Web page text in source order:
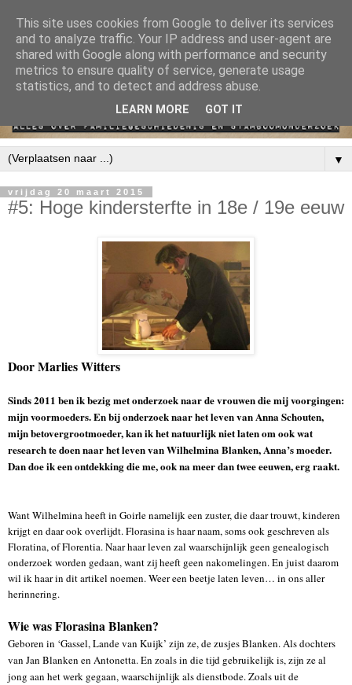
▼
vrijdag 20 maart 2015
#5: Hoge kindersterfte in 18e / 19e eeuw
Door Marlies Witters
Sinds 2011 ben ik bezig met onderzoek naar de vrouwen die mij voorgingen:
mijn voormoeders. En bij onderzoek naar het leven van Anna Schouten,
mijn betovergrootmoeder, kan ik het natuurlijk niet laten om ook wat
research te doen naar het leven van Wilhelmina Blanken, Anna’s moeder.
Dan doe ik een ontdekking die me, ook na meer dan twee eeuwen, erg raakt.
Want Wilhelmina heeft in Goirle namelijk een zuster, die daar trouwt, kinderen
krijgt en daar ook overlijdt. Florasina is haar naam, soms ook geschreven als
Floratina, of Florentia. Naar haar leven zal waarschijnlijk geen genealogisch
onderzoek worden gedaan, want zij heeft geen nakomelingen. En juist daarom
wil ik haar in dit artikel noemen. Weer een beetje laten leven… in ons aller
herinnering.
Wie was Florasina Blanken?
Geboren in ‘Gassel, Lande van Kuijk’ zijn ze, de zusjes Blanken. Als dochters
van Jan Blanken en Antonetta. En zoals in die tijd gebruikelijk is, zijn ze al
jong aan het werk gegaan, waarschijnlijk als dienstbode. Zoals uit de
This site uses cookies from Google to deliver its services
and to analyze traffic. Your IP address and user-agent are
shared with Google along with performance and security
metrics to ensure quality of service, generate usage
statistics, and to detect and address abuse.
LEARN MORE GOT IT